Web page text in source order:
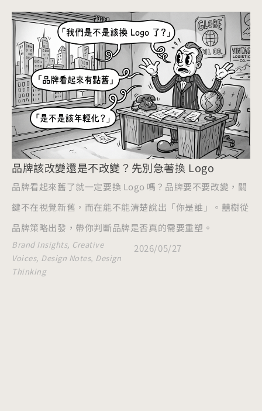
品牌該改變還是不改變？先別急著換 Logo
品牌看起來舊了就一定要換 Logo 嗎？品牌要不要改變，關
鍵不在視覺新舊，而在能不能清楚說出「你是誰」。囍樹從
品牌策略出發，帶你判斷品牌是否真的需要重塑。
Brand Insights, Creative
Voices, Design Notes, Design
Thinking
2026/05/27